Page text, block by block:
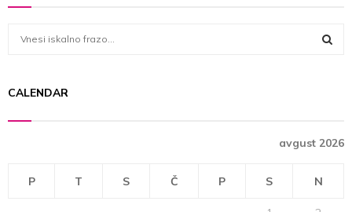
c
CALENDAR
avgust 2026
P T S Č P S N